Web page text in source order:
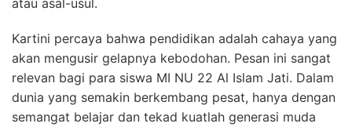
Kartini percaya bahwa pendidikan adalah cahaya yang
akan mengusir gelapnya kebodohan. Pesan ini sangat
relevan bagi para siswa MI NU 22 Al Islam Jati. Dalam
dunia yang semakin berkembang pesat, hanya dengan
semangat belajar dan tekad kuatlah generasi muda